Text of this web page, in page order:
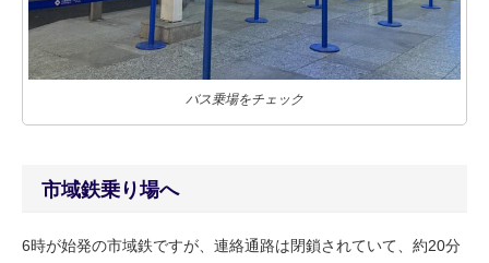
バス乗場をチェック
市域鉄乗り場へ
6時が始発の市域鉄ですが、連絡通路は閉鎖されていて、約20分